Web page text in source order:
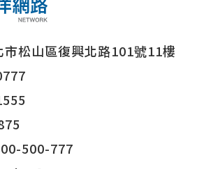
松山區復興北路101號11樓
500-777